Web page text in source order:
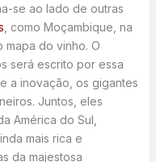
se ao lado de outras
, como Moçambique, na
mapa do vinho. O
será escrito por essa
a inovação, os gigantes
Juntos, eles
América do Sul,
mais rica e
da majestosa